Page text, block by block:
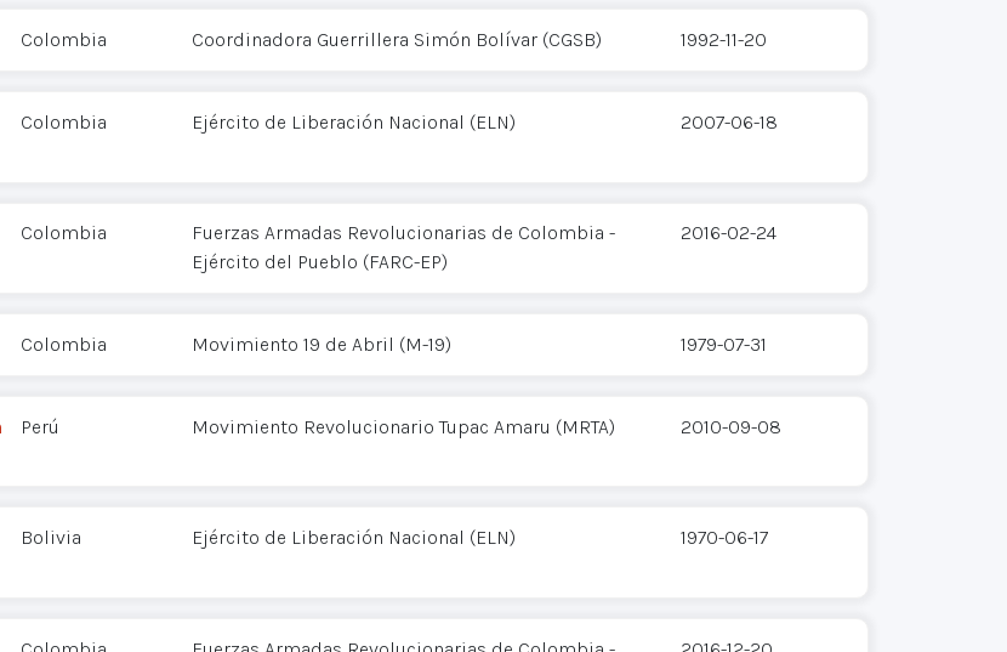
Colombia Coordinadora Guerrillera Simón Bolívar (CGSB) 1992-11-20
Colombia Ejército de Liberación Nacional (ELN) 2007-06-18
Colombia
Fuerzas Armadas Revolucionarias de Colombia -
Ejército del Pueblo (FARC-EP)
2016-02-24
Colombia Movimiento 19 de Abril (M-19) 1979-07-31
Perú Movimiento Revolucionario Tupac Amaru (MRTA) 2010-09-08
Bolivia Ejército de Liberación Nacional (ELN) 1970-06-17